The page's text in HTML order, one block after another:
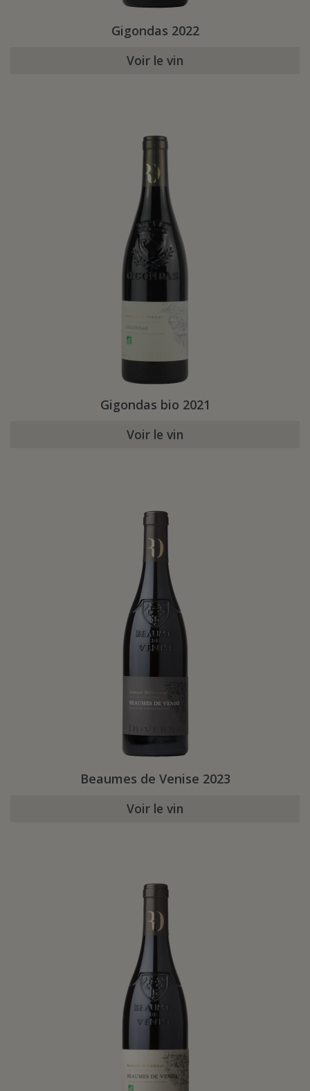
Gigondas 2022
Voir le vin
Gigondas bio 2021
Voir le vin
Beaumes de Venise 2023
Voir le vin